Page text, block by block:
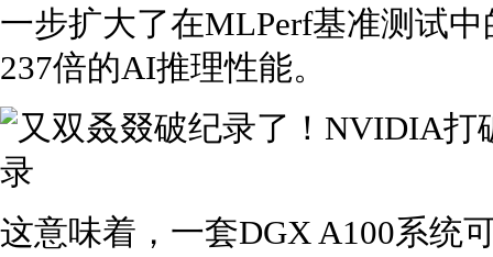
一步扩大了在MLPerf基准测试
237倍的AI推理性能。
这意味着，一套DGX A100系统